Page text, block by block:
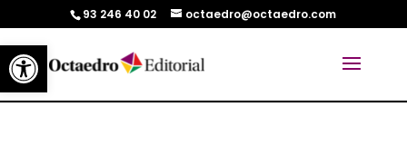
Abrir barra de herramientas
93 246 40 02 octaedro@octaedro.com